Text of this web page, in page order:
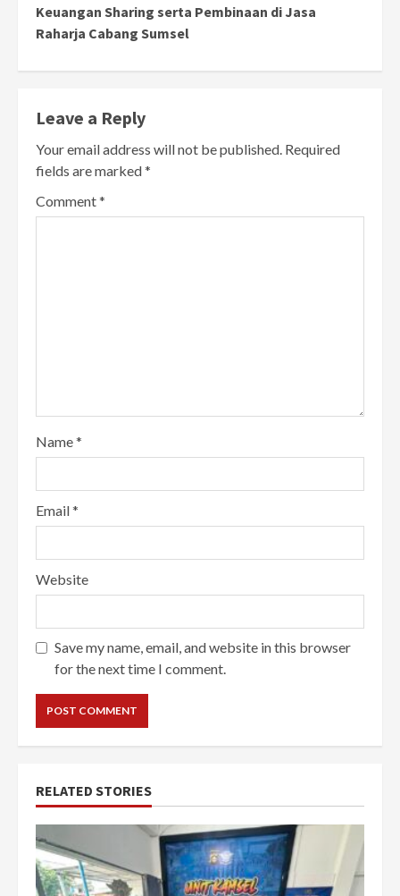
Keuangan Sharing serta Pembinaan di Jasa
Raharja Cabang Sumsel
Leave a Reply
Your email address will not be published. Required
fields are marked*
Comment*
Name*
Email*
Website
Save my name, email, and website in this browser
for the next time I comment.
RELATED STORIES